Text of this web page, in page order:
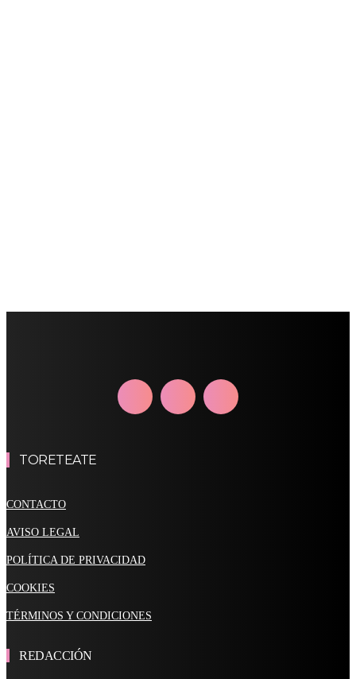
TORETEATE
CONTACTO
AVISO LEGAL
POLÍTICA DE PRIVACIDAD
COOKIES
TÉRMINOS Y CONDICIONES
REDACCIÓN